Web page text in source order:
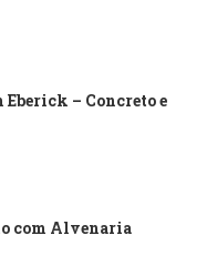
Eberick – Concreto e
com Alvenaria